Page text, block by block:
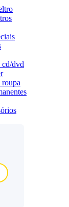
cd/dvd
roupa